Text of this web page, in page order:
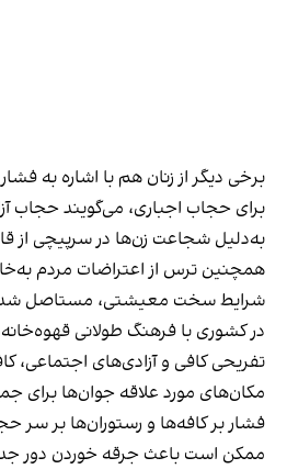
برخی دیگر از زنان هم با اشاره به
برای حجاب اجباری، می‌گویند حجاب
به‌دلیل شجاعت زن‌ها در سرپیچی از
همچنین ترس از اعتراضات مردم
شرایط سخت معیشتی، مستاصل
در کشوری با فرهنگ طولانی
تفریحی کافی و آزادی‌های اجتماعی،
مکان‌های مورد علاقه جوان‌ها برای
فشار بر کافه‌ها و رستوران‌ها بر سر
ممکن است باعث جرقه خوردن دور